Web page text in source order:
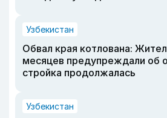
Узбекистан
Обвал края котлована:
месяцев предупреждали об
стройка продолжалась
Узбекистан